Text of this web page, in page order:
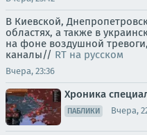
В Киевской,
областях, а также в
на фоне воздушной
каналы// RT на русском
Вчера, 23:36
Хроника
ПАБЛИКИ Вчера,